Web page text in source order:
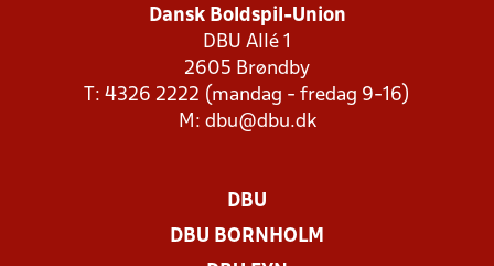
Dansk Boldspil-Union
DBU Allé 1
2605 Brøndby
T: 4326 2222 (mandag - fredag 9-16)
M: dbu@dbu.dk
DBU
DBU BORNHOLM